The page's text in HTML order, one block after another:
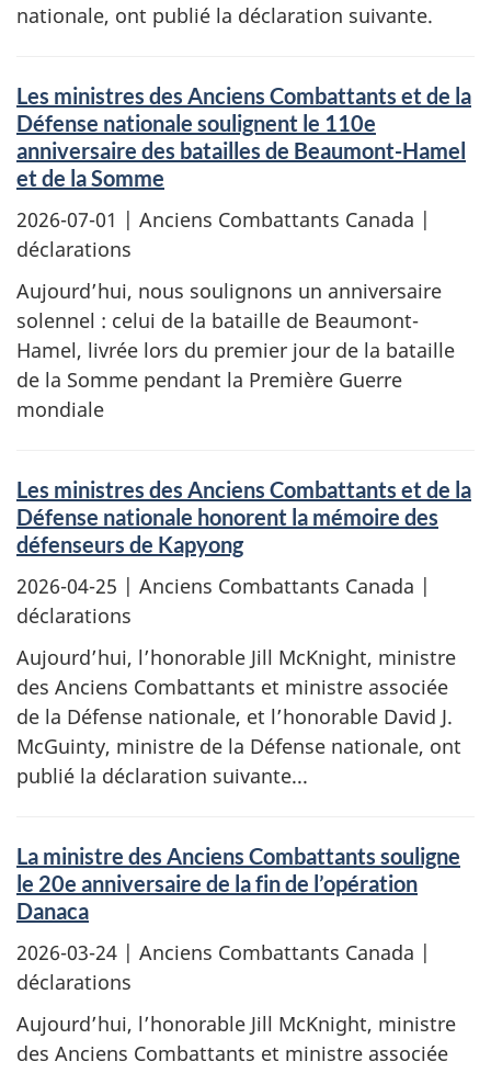
nationale, ont publié la déclaration suivante.
Les ministres des Anciens Combattants et de la
Défense nationale soulignent le 110e
anniversaire des batailles de Beaumont-Hamel
et de la Somme
2026-07-01 | Anciens Combattants Canada |
déclarations
Aujourd’hui, nous soulignons un anniversaire
solennel : celui de la bataille de Beaumont-
Hamel, livrée lors du premier jour de la bataille
de la Somme pendant la Première Guerre
mondiale
Les ministres des Anciens Combattants et de la
Défense nationale honorent la mémoire des
défenseurs de Kapyong
2026-04-25 | Anciens Combattants Canada |
déclarations
Aujourd’hui, l’honorable Jill McKnight, ministre
des Anciens Combattants et ministre associée
de la Défense nationale, et l’honorable David J.
McGuinty, ministre de la Défense nationale, ont
publié la déclaration suivante...
La ministre des Anciens Combattants souligne
le 20e anniversaire de la fin de l’opération
Danaca
2026-03-24 | Anciens Combattants Canada |
déclarations
Aujourd’hui, l’honorable Jill McKnight, ministre
des Anciens Combattants et ministre associée